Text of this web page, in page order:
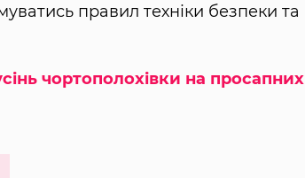
правил техніки безпеки та
чортополохівки на просапних